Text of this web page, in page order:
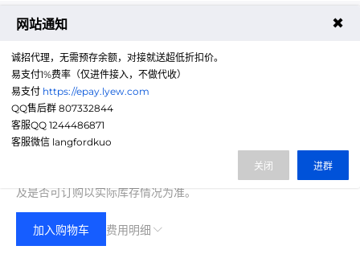
费用合计： 1400.00
注：以上是参考价格，具体扣费请以实际下单结果为准，具体资源
及是否可订购以实际库存情况为准。
费用明细
加入购物车
网站通知 ✖
诚招代理，无需预存余额，对接就送超低折扣价。
易支付1%费率（仅进件接入，不做代收）
易支付 https://epay.lyew.com
QQ售后群 807332844
客服QQ 1244486871
客服微信 langfordkuo
进群
关闭